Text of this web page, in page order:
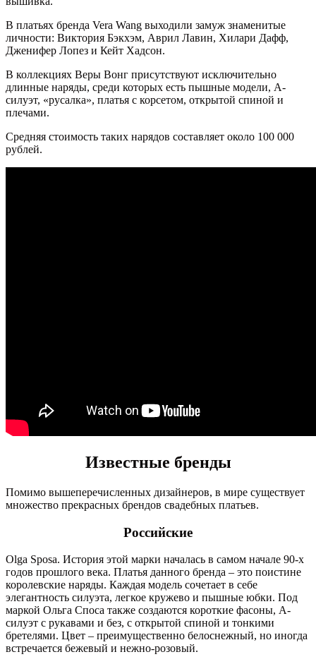
В платьях бренда Vera Wang выходили замуж знаменитые
личности: Виктория Бэкхэм, Аврил Лавин, Хилари Дафф,
Дженифер Лопез и Кейт Хадсон.
В коллекциях Веры Вонг присутствуют исключительно
длинные наряды, среди которых есть пышные модели, А-
силуэт, «русалка», платья с корсетом, открытой спиной и
плечами.
Средняя стоимость таких нарядов составляет около 100 000
рублей.
Известные бренды
Помимо вышеперечисленных дизайнеров, в мире существует
множество прекрасных брендов свадебных платьев.
Российские
Olga Sposa. История этой марки началась в самом начале 90-х
годов прошлого века. Платья данного бренда – это поистине
королевские наряды. Каждая модель сочетает в себе
элегантность силуэта, легкое кружево и пышные юбки. Под
маркой Ольга Споса также создаются короткие фасоны, А-
силуэт с рукавами и без, с открытой спиной и тонкими
бретелями. Цвет – преимущественно белоснежный, но иногда
встречается бежевый и нежно-розовый.